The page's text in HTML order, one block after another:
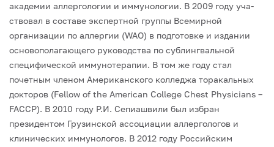
академии аллергологии и иммунологии. В 2009 году уча­
ствовал в составе экспертной группы Всемирной
организации по аллергии (WAO) в подготовке и издании
основополагающего руководства по сублингвальной
специфи­ческой иммунотерапии. В том же году стал
почетным членом Американского коллед­жа торакальных
докторов (Fellow of the American College Chest Physicians –
FACCP). В 2010 году Р.И. Сепиашвили был избран
президентом Грузинской ассоциации аллер­гологов и
клинических иммунологов. В 2012 году Российским